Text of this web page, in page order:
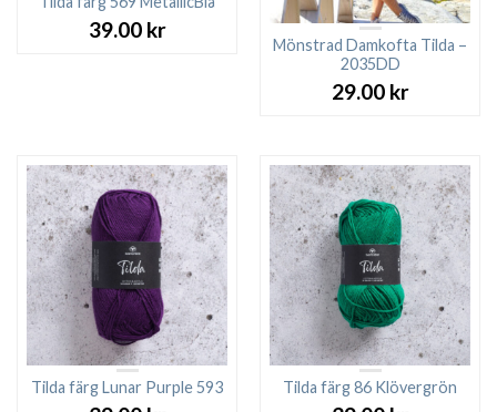
39.00 kr
Mönstrad Damkofta Tilda –
2035DD
29.00 kr
Tilda färg Lunar Purple 593 Tilda färg 86 Klövergrön